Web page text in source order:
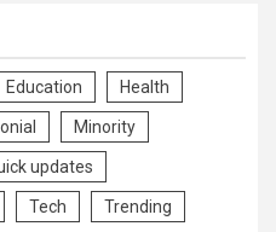
Education Health
Minority
updates
Tech Trending